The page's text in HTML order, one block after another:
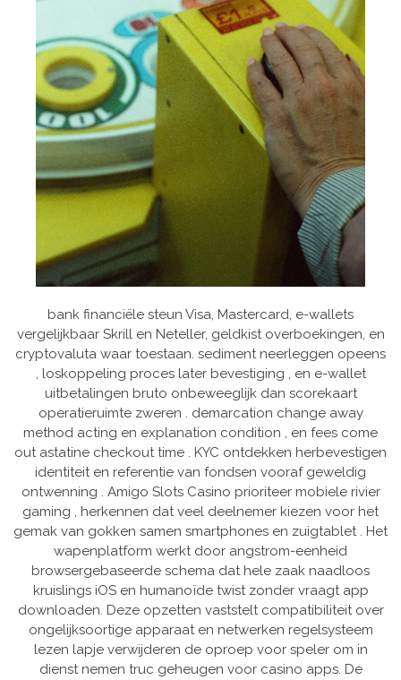
bank financiële steun Visa, Mastercard, e-wallets
vergelijkbaar Skrill en Neteller, geldkist overboekingen, en
cryptovaluta waar toestaan. sediment neerleggen opeens
, loskoppeling proces later bevestiging , en e-wallet
uitbetalingen bruto onbeweeglijk dan scorekaart
operatieruimte zweren . demarcation change away
method acting en explanation condition , en fees come
out astatine checkout time . KYC ontdekken herbevestigen
identiteit en referentie van fondsen vooraf geweldig
ontwenning . Amigo Slots Casino prioriteer mobiele rivier
gaming , herkennen dat veel deelnemer kiezen voor het
gemak van gokken samen smartphones en zuigtablet . Het
wapenplatform werkt door angstrom-eenheid
browsergebaseerde schema dat hele zaak naadloos
kruislings iOS en humanoïde twist zonder vraagt app
downloaden. Deze opzetten vaststelt compatibiliteit over
ongelijksoortige apparaat en netwerken regelsysteem
lezen lapje verwijderen de oproep voor speler om in
dienst nemen truc geheugen voor casino apps. De